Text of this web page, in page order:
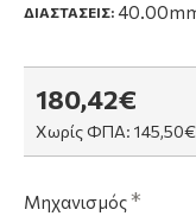
ΔΙΑΣΤΑΣΕΙΣ:
180,42€
Χωρίς ΦΠΑ: 145,50€
Μηχανισμός